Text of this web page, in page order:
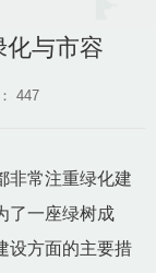
化与市容
447
非常注重绿化建
了一座绿树成
设方面的主要措